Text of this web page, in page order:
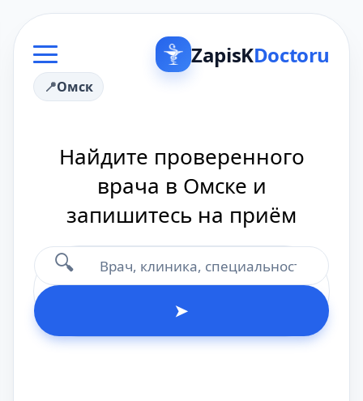
ZapisKDoctoru
Омск
Найдите проверенного
врача в Омске и
запишитесь на приём
🔍
➤